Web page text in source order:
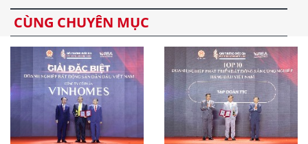
CÙNG CHUYÊN MỤC